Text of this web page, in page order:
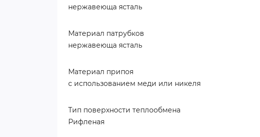
нержавеюща ясталь
Материал патрубков
нержавеюща ясталь
Материал припоя
с использованием меди или никеля
Тип поверхности теплообмена
Рифленая